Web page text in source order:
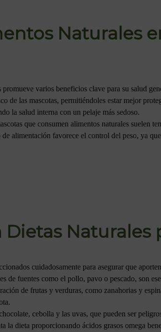
Naturales
varios beneficios clave para su salud
de las mascotas, permitiéndoles estar mejor
la salud interna con un pelaje más sedoso.
que consumen alimentos naturales suelen
alimentación favorece el control del peso, ya
Naturales
cuidadosamente para asegurar que
de fuentes como el pollo, pavo o pescado, son
de frutas y verduras, como zanahorias y
cebolla y las uvas, que pueden ser
la dieta proporcionando ácidos grasos omega